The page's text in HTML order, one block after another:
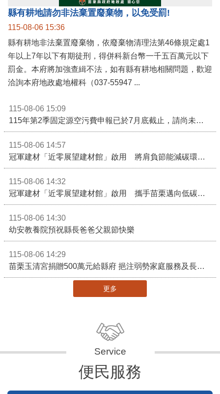
縣有耕地請勿非法棄置廢棄物，以免受罰!
115-08-06 15:36
縣有耕地非法棄置廢棄物，依廢棄物清理法第46條規定處1
年以上7年以下有期徒刑，得併科新台幣一千五百萬元以下
罰金。本府將加強查緝不法，如有縣有耕地相關問題，歡迎
洽詢本府地政處地權科（037-55947 ...
115-08-06 15:09
115年第2季固定源空污費申報已於7月底截止，請尚未申報公私場所儘速完成申繳，以免面臨滯納金及罰鍰!
115-08-06 14:57
冠軍建材「近零展望建材館」啟用 將肩負節能減碳環境教育重任
115-08-06 14:32
冠軍建材「近零展望建材館」啟用 攜手苗栗邁向低碳建築新未來
115-08-06 14:30
幼安教養院預祝縣長爸爸父親節快樂
115-08-06 14:29
苗栗玉清宮捐贈500萬元給縣府 挹注弱勢家庭服務及長照醫療資源
更多
便民服務